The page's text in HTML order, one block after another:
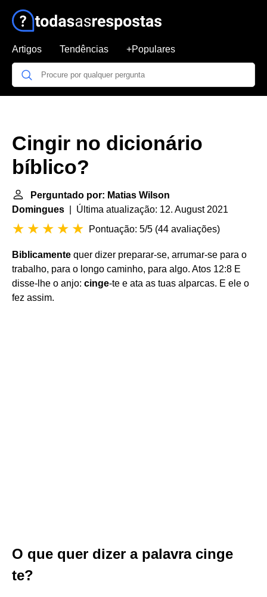
Artigos Tendências +Populares
Cingir no dicionário
bíblico?
Perguntado por: Matias Wilson
Domingues | Última atualização: 12. August 2021
Pontuação: 5/5 (44 avaliações)
Biblicamente quer dizer preparar-se, arrumar-se para o
trabalho, para o longo caminho, para algo. Atos 12:8 E
disse-lhe o anjo: cinge-te e ata as tuas alparcas. E ele o
fez assim.
O que quer dizer a palavra cinge
te?